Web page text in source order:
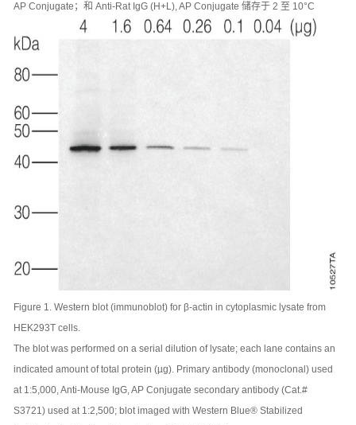
AP Conjugate；和 Anti-Rat IgG (H+L), AP Conjugate 储存于 2 至 10°C
Figure 1. Western blot (immunoblot) for β-actin in cytoplasmic lysate from
HEK293T cells.
The blot was performed on a serial dilution of lysate; each lane contains an
indicated amount of total protein (µg). Primary antibody (monoclonal) used
at 1:5,000, Anti-Mouse IgG, AP Conjugate secondary antibody (Cat.#
S3721) used at 1:2,500; blot imaged with Western Blue® Stabilized